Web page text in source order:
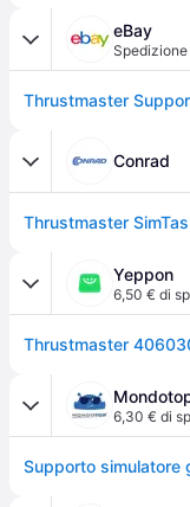
eBay
Conrad
Yeppon
6,50 € di
6,30 € di